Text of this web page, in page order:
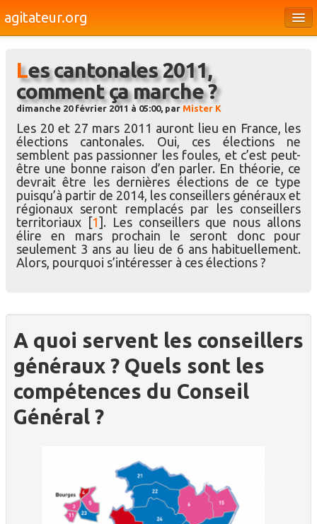
agitateur.org
Bourges & le Cher
Société
Culture
Médias
Dossiers
Brèves
Les cantonales 2011,
comment ça marche ?
dimanche 20 février 2011 à 05:00, par Mister K
Les 20 et 27 mars 2011 auront lieu en France, les
élections cantonales. Oui, ces élections ne
semblent pas passionner les foules, et c’est peut-
être une bonne raison d’en parler. En théorie, ce
devrait être les dernières élections de ce type
puisqu’à partir de 2014, les conseillers généraux et
régionaux seront remplacés par les conseillers
territoriaux [1] . Les conseillers que nous allons
élire en mars prochain le seront donc pour
seulement 3 ans au lieu de 6 ans habituellement.
Alors, pourquoi s’intéresser à ces élections ?
A quoi servent les conseillers
généraux ? Quels sont les
compétences du Conseil
Général ?